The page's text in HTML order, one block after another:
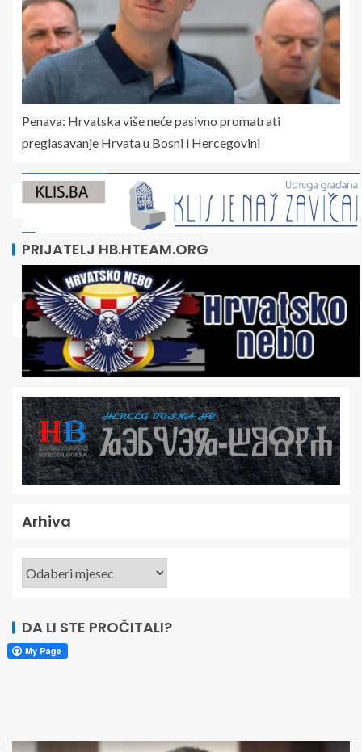
Penava: Hrvatska više neće pasivno promatrati
preglasavanje Hrvata u Bosni i Hercegovini
PRIJATELJ HB.HTEAM.ORG
Arhiva
DA LI STE PROČITALI?